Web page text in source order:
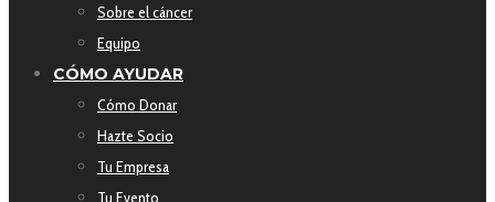
Sobre el cáncer
Equipo
CÓMO AYUDAR
Cómo Donar
Hazte Socio
Tu Empresa
Tu Evento